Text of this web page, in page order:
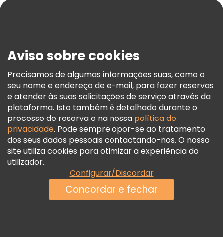
Termos E Informações Legais
Política De Cookies
Freetour Prémios
Programa De Fidelidade
Aviso sobre cookies
Precisamos de algumas informações suas, como o
seu nome e endereço de e-mail, para fazer reservas
e atender às suas solicitações de serviço através da
plataforma. Isto também é detalhado durante o
processo de reserva e na nossa política de
privacidade. Pode sempre opor-se ao tratamento
dos seus dados pessoais contactando-nos. O nosso
site utiliza cookies para otimizar a experiência do
utilizador.
Configurar/Discordar
Concordar e fechar